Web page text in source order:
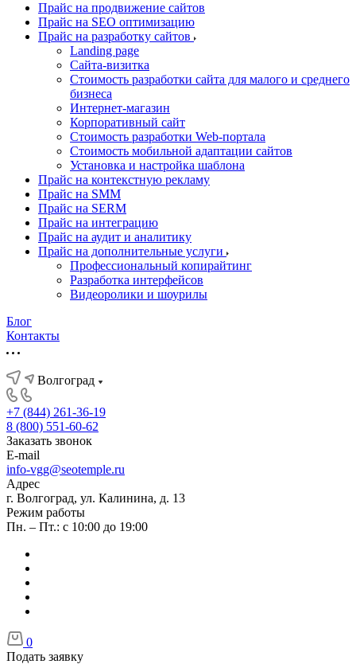
Прайс на продвижение сайтов
Прайс на SEO оптимизацию
Прайс на разработку сайтов
Landing page
Cайта-визитка
Стоимость разработки сайта для малого и среднего
бизнеса
Интернет-магазин
Корпоративный сайт
Стоимость разработки Web-портала
Стоимость мобильной адаптации сайтов
Установка и настройка шаблона
Прайс на контекстную рекламу
Прайс на SMM
Прайс на SERM
Прайс на интеграцию
Прайс на аудит и аналитику
Прайс на дополнительные услуги
Профессиональный копирайтинг
Разработка интерфейсов
Видеоролики и шоурилы
Блог
Контакты
Волгоград
+7 (844) 261-36-19
8 (800) 551-60-62
Заказать звонок
E-mail
info-vgg@seotemple.ru
Адрес
г. Волгоград, ул. Калинина, д. 13
Режим работы
Пн. – Пт.: с 10:00 до 19:00
0
Подать заявку